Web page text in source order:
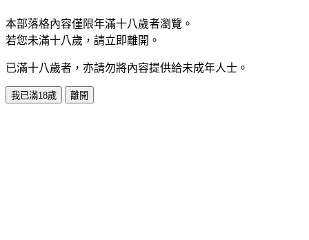
本部落格內容僅限年滿十八歲者瀏覽。
若您未滿十八歲，請立即離開。
已滿十八歲者，亦請勿將內容提供給未成年人士。
我已滿18歲 離開